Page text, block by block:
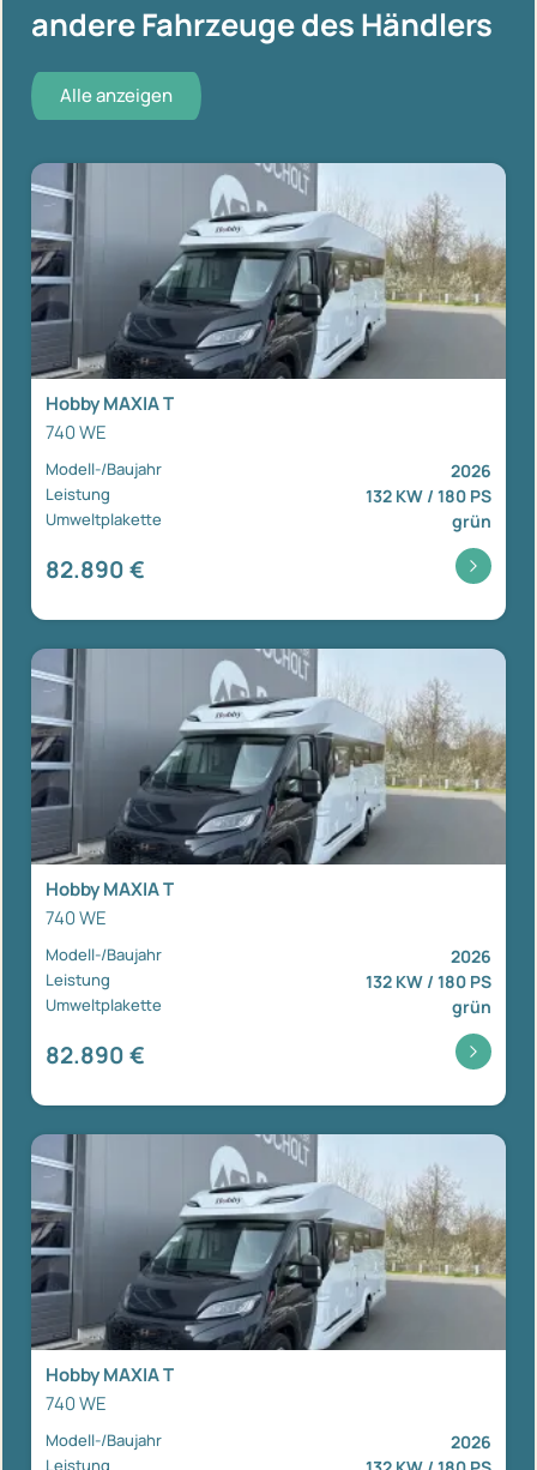
andere Fahrzeuge des Händlers
Alle anzeigen
Hobby MAXIA T
740 WE
Modell-/Baujahr 2026
Leistung 132 KW / 180 PS
Umweltplakette grün
82.890 €
Hobby MAXIA T
740 WE
Modell-/Baujahr 2026
Leistung 132 KW / 180 PS
Umweltplakette grün
82.890 €
Hobby MAXIA T
740 WE
Modell-/Baujahr 2026
Leistung